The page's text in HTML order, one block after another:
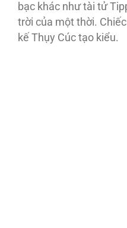
bạc khác như tài tử
trời của một thời.
kế Thụy Cúc tạo kiểu.